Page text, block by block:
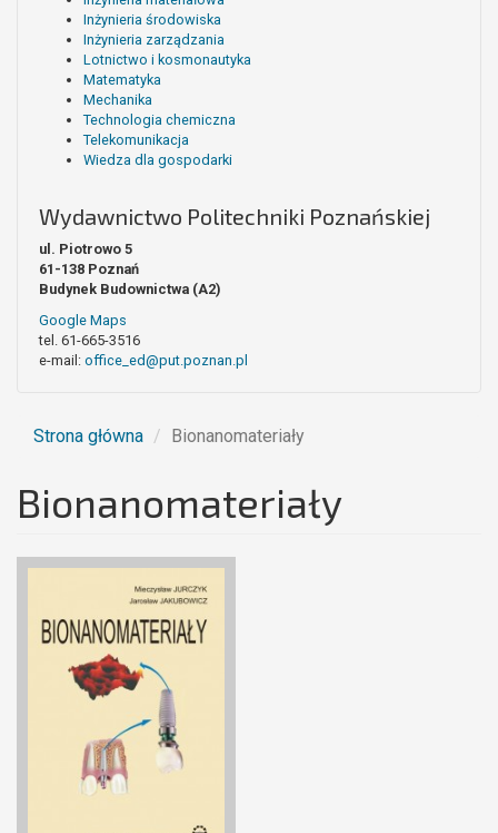
Inżynieria środowiska
Inżynieria zarządzania
Lotnictwo i kosmonautyka
Matematyka
Mechanika
Technologia chemiczna
Telekomunikacja
Wiedza dla gospodarki
Wydawnictwo Politechniki Poznańskiej
ul. Piotrowo 5
61-138 Poznań
Budynek Budownictwa (A2)
Google Maps
tel. 61-665-3516
e-mail: office_ed@put.poznan.pl
Strona główna Bionanomateriały
Bionanomateriały